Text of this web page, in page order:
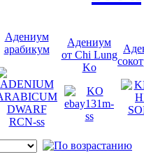
Адениум
арабикум
Адениум
от Chi Lung
Ko